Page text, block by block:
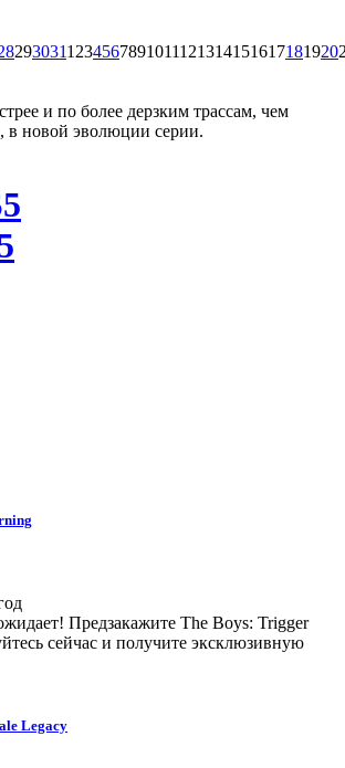
2930311 234567891011121314151617181920
и по более дерзким трассам, чем
в новой эволюции серии.
Предзакажите The Boys: Trigger
сейчас и получите эксклюзивную
Legacy